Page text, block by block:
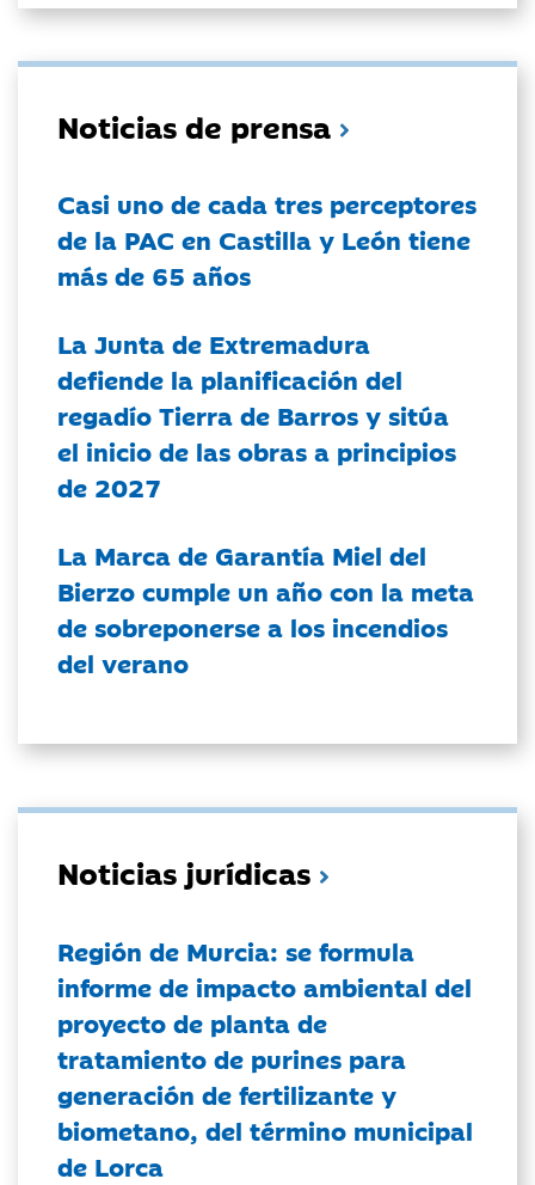
Noticias de prensa
Casi uno de cada tres perceptores
de la PAC en Castilla y León tiene
más de 65 años
La Junta de Extremadura
defiende la planificación del
regadío Tierra de Barros y sitúa
el inicio de las obras a principios
de 2027
La Marca de Garantía Miel del
Bierzo cumple un año con la meta
de sobreponerse a los incendios
del verano
Noticias jurídicas
Región de Murcia: se formula
informe de impacto ambiental del
proyecto de planta de
tratamiento de purines para
generación de fertilizante y
biometano, del término municipal
de Lorca